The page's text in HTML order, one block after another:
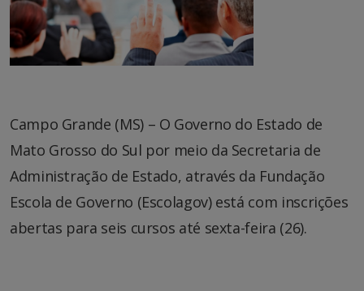
Campo Grande (MS) – O Governo do Estado de
Mato Grosso do Sul por meio da Secretaria de
Administração de Estado, através da Fundação
Escola de Governo (Escolagov) está com inscrições
abertas para seis cursos até sexta-feira (26).